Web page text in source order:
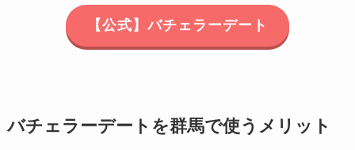
【公式】バチェラーデート
バチェラーデートを群馬で使うメリット